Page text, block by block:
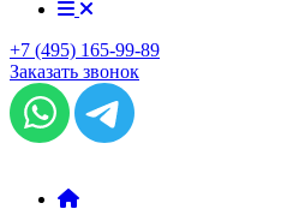
+7 (495) 165-99-89
Заказать звонок